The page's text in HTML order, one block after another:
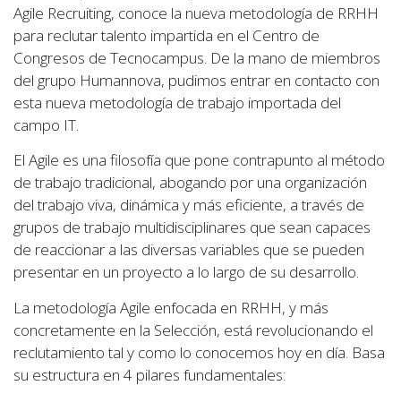
Agile Recruiting, conoce la nueva metodología de RRHH
para reclutar talento impartida en el Centro de
Congresos de Tecnocampus. De la mano de miembros
del grupo Humannova, pudimos entrar en contacto con
esta nueva metodología de trabajo importada del
campo IT.
El Agile es una filosofía que pone contrapunto al método
de trabajo tradicional, abogando por una organización
del trabajo viva, dinámica y más eficiente, a través de
grupos de trabajo multidisciplinares que sean capaces
de reaccionar a las diversas variables que se pueden
presentar en un proyecto a lo largo de su desarrollo.
La metodología Agile enfocada en RRHH, y más
concretamente en la Selección, está revolucionando el
reclutamiento tal y como lo conocemos hoy en día. Basa
su estructura en 4 pilares fundamentales: